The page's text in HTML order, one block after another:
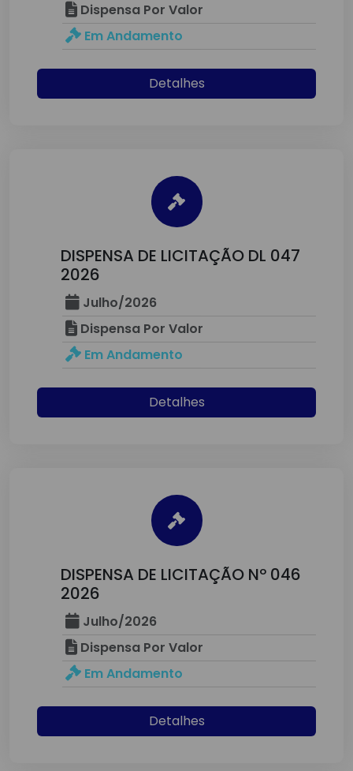
Dispensa Por Valor
Em Andamento
Detalhes
DISPENSA DE LICITAÇÃO DL 047
2026
Julho/2026
Dispensa Por Valor
Em Andamento
Detalhes
DISPENSA DE LICITAÇÃO Nº 046
2026
Julho/2026
Dispensa Por Valor
Em Andamento
Detalhes